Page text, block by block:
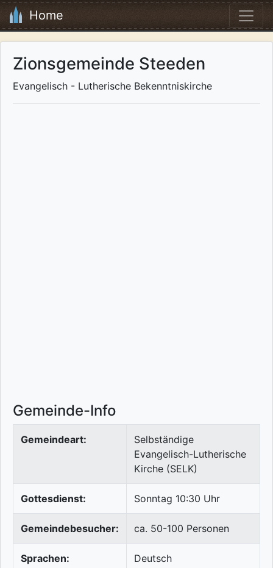
Home
Zionsgemeinde Steeden
Evangelisch - Lutherische Bekenntniskirche
Gemeinde-Info
Gemeindeart:
Selbständige
Evangelisch-Lutherische
Kirche (SELK)
Gottesdienst: Sonntag 10:30 Uhr
Gemeindebesucher: ca. 50-100 Personen
Sprachen: Deutsch